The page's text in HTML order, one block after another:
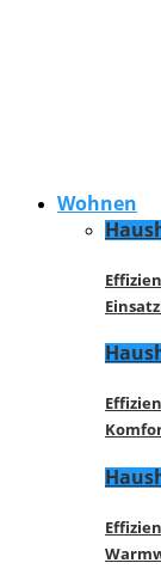
Wohnen